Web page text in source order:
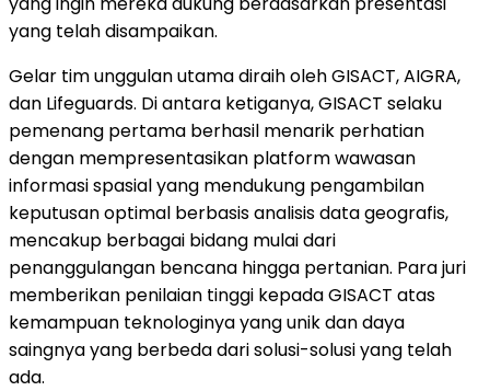
yang telah disampaikan.
Gelar tim unggulan utama diraih oleh GISACT, AIGRA,
dan Lifeguards. Di antara ketiganya, GISACT selaku
pemenang pertama berhasil menarik perhatian
dengan mempresentasikan platform wawasan
informasi spasial yang mendukung pengambilan
keputusan optimal berbasis analisis data geografis,
mencakup berbagai bidang mulai dari
penanggulangan bencana hingga pertanian. Para juri
memberikan penilaian tinggi kepada GISACT atas
kemampuan teknologinya yang unik dan daya
saingnya yang berbeda dari solusi-solusi yang telah
ada.